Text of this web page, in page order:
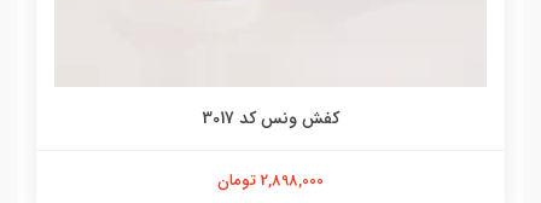
کفش ونس کد 3017
2,898,000 تومان